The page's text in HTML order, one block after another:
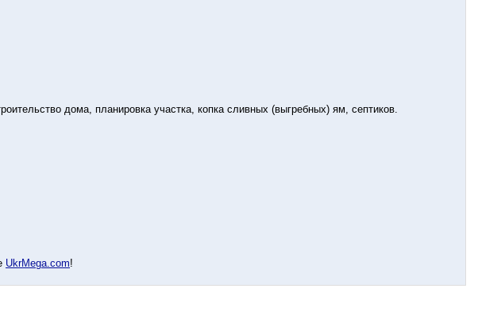
дома, планировка участка, копка сливных (выгребных) ям, септиков.
UkrMega.com!